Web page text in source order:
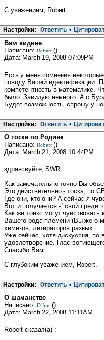
С уважением, Robert.
Настройки: Ответить •
Вам виднее
Написано: Robert ()
Дата: March 19, 2008 07:09PM
Есть у меня сомнения
поводу Вашей идентификации.
компетентность в математике.
было. Завидую немного. А с
Будет возможность, спрошу у
Настройки: Ответить •
О тоске по Родине
Написано: Robert ()
Дата: March 21, 2008 10:44PM
здравсвуйте, SWR.
Как замечательно точно Вы
Это действительно - тоска, по
Где они, кто они? А сейчас я
Вот и получается - "свой среди
Как же тонко могут
Вашего рода-племени (Вы же о
химиков, литераторов разных.
Уже сейчас, хотя дискуссия, по
удовлетворение. Глас
Спасибо Вам.
С глубоким уважением, Robert.
Настройки: Ответить •
О шаманстве
Написано: D.Jms ()
Дата: March 22, 2008 11:11AM
Robert сказал(а) :